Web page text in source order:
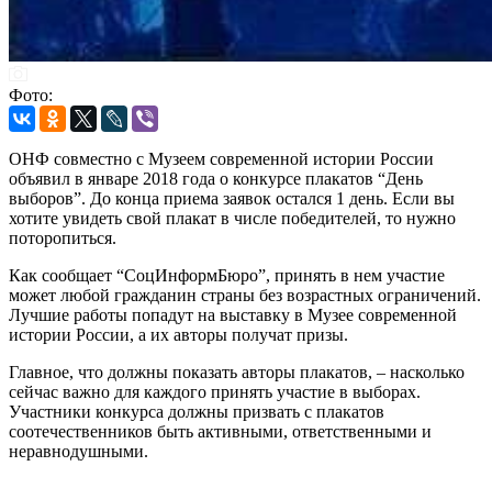
Фото:
ОНФ совместно с Музеем современной истории России
объявил в январе 2018 года о конкурсе плакатов “День
выборов”. До конца приема заявок остался 1 день. Если вы
хотите увидеть свой плакат в числе победителей, то нужно
поторопиться.
Как сообщает “СоцИнформБюро”, принять в нем участие
может любой гражданин страны без возрастных ограничений.
Лучшие работы попадут на выставку в Музее современной
истории России, а их авторы получат призы.
Главное, что должны показать авторы плакатов, – насколько
сейчас важно для каждого принять участие в выборах.
Участники конкурса должны призвать с плакатов
соотечественников быть активными, ответственными и
неравнодушными.